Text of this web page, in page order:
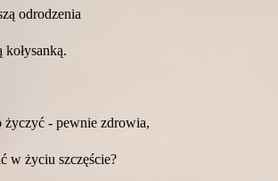
odrodzenia
kołysanką.
życzyć - pewnie zdrowia,
w życiu szczęście?